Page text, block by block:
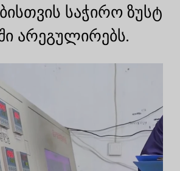
საჭირო ზუსტ
არეგულირებს.